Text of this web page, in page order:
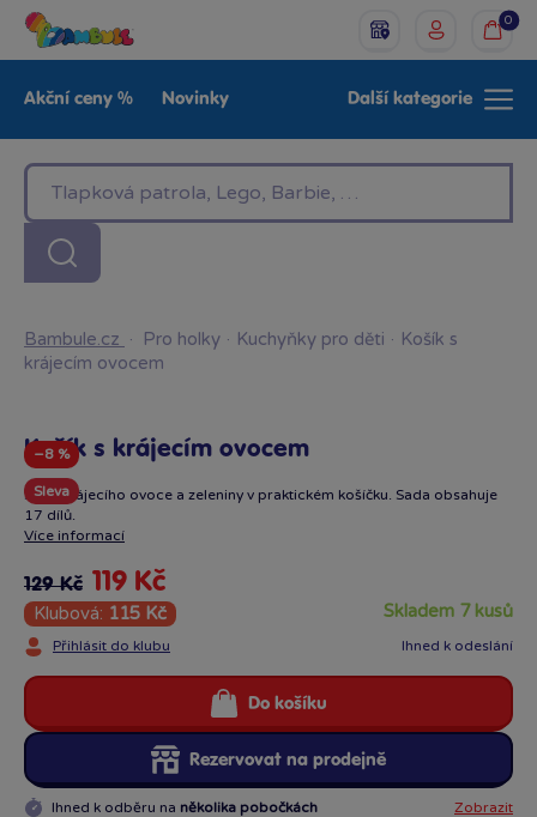
0
Akční ceny % Novinky
LEGO®
Baby Značky
Další kategorie
Bambule.cz · Pro holky · Kuchyňky pro děti · Košík s
krájecím ovocem
−8 %
Sleva
Košík s krájecím ovocem
Sada krájecího ovoce a zeleniny v praktickém košíčku. Sada obsahuje
17 dílů.
Více informací
129 Kč 119 Kč
Klubová: 115 Kč
Přihlásit do klubu
skladem 7 kusů
Ihned k odeslání
Rezervovat na prodejně
Do košíku
Ihned k odběru na několika pobočkách Zobrazit